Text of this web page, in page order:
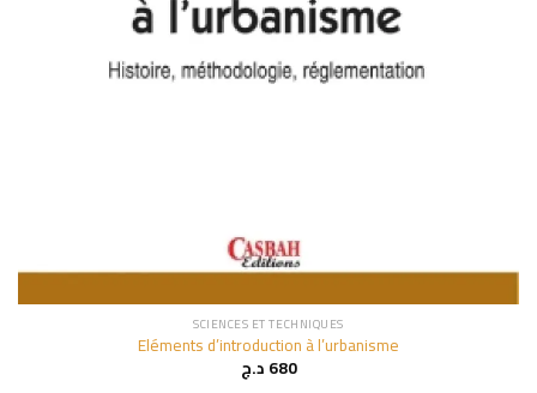
SCIENCES ET TECHNIQUES
Eléments d’introduction à l’urbanisme
680د.ج